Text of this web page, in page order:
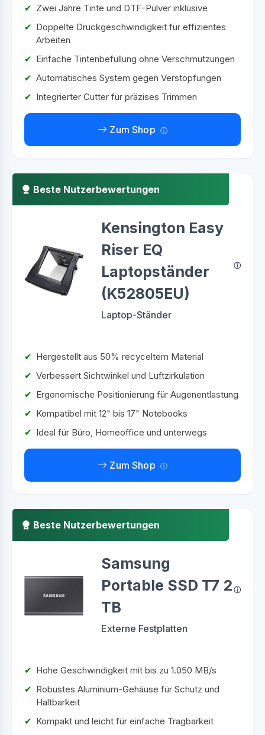
Zwei Jahre Tinte und DTF-Pulver inklusive
Doppelte Druckgeschwindigkeit für effizientes
Arbeiten
Einfache Tintenbefüllung ohne Verschmutzungen
Automatisches System gegen Verstopfungen
Integrierter Cutter für präzises Trimmen
Zum Shop
Beste Nutzerbewertungen
Kensington Easy
Riser EQ
Laptopständer
(K52805EU)
Laptop-Ständer
Hergestellt aus 50% recyceltem Material
Verbessert Sichtwinkel und Luftzirkulation
Ergonomische Positionierung für Augenentlastung
Kompatibel mit 12" bis 17" Notebooks
Ideal für Büro, Homeoffice und unterwegs
Zum Shop
Beste Nutzerbewertungen
Samsung
Portable SSD T7 2
TB
Externe Festplatten
Hohe Geschwindigkeit mit bis zu 1.050 MB/s
Robustes Aluminium-Gehäuse für Schutz und
Haltbarkeit
Kompakt und leicht für einfache Tragbarkeit